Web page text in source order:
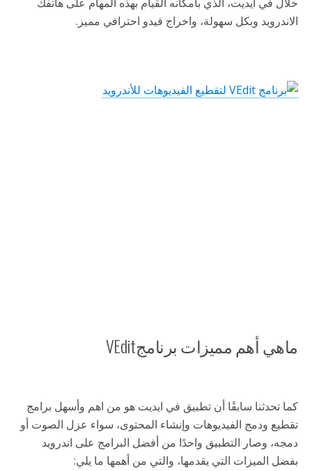
الاندرويد وبكل سهولة، واخراج فيدو احترافي مميز.
ماهي أهم مميزات برنامجVEdit
كما تحدثنا سابقًا أن تطبيق في ايديت هو من اهم وأسهل برامج
تقطيع ودمج الفيديوهات وإنشاء المحتوى، سواء عزل الصوت أو
دمجه، وصار التطبيق واحدًا من أفضل البرامج على اندرويد
بفضل الميزات التي يقدمها، والتي من أهمها ما يلي: